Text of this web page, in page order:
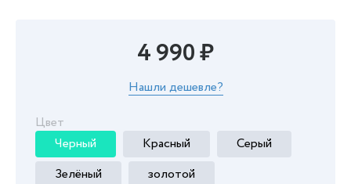
4 990 ₽
Нашли дешевле?
Цвет
Черный
Красный
Серый
Зелёный
золотой